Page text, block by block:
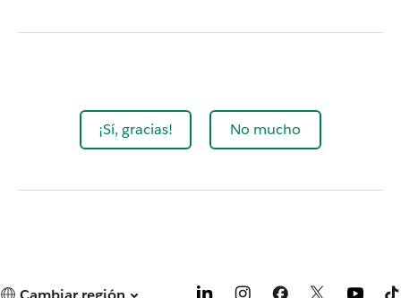
¡Sí, gracias! No mucho